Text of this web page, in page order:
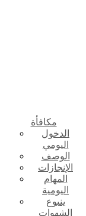
مكافأة
الدخول
اليومي
الوصف
الإنجازات
المهام
اليومية
ينبوع
الشهوات